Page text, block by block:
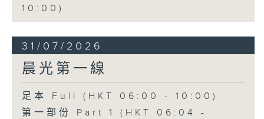
10:00)
31/07/2026
晨光第一線
足本 Full (HKT 06:00 - 10:00)
第一部份 Part 1 (HKT 06:04 -